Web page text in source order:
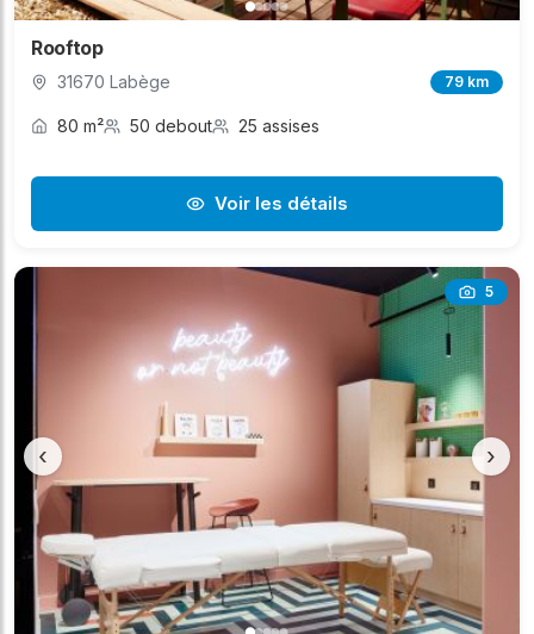
Rooftop
31670 Labège 79 km
80 m² 50 debout 25 assises
Voir les détails
5
‹ ›